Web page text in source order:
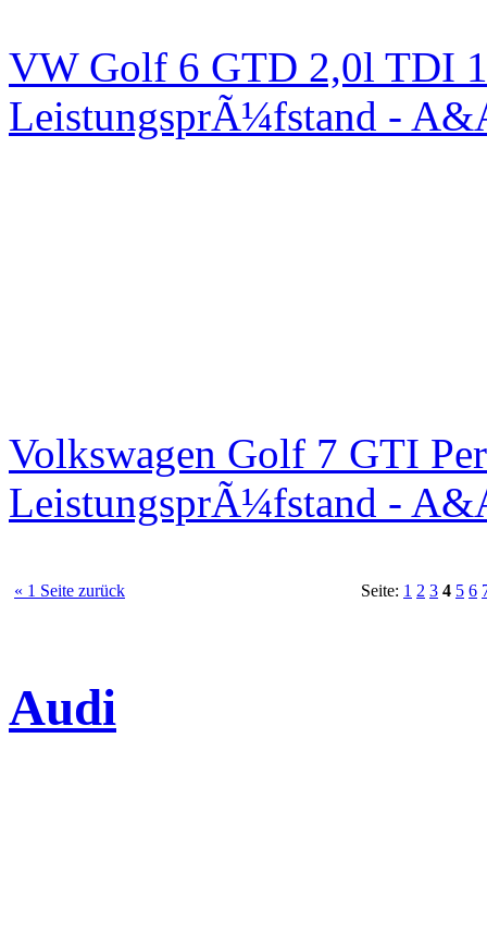
VW Golf 6 GTD 2,0l TDI
LeistungsprÃ¼fstand -
Volkswagen Golf 7 GTI
LeistungsprÃ¼fstand -
« 1 Seite zurück Seite: 1 2 3 4 5 6
Audi